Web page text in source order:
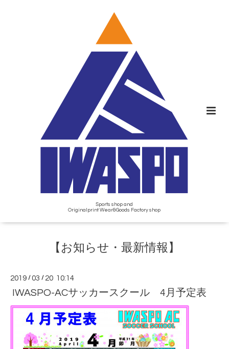
Sports shop and
Originalprint Wear&Goods Factory shop
【お知らせ・最新情報】
2019 /03 / 20 10:14
IWASPO-ACサッカースクール 4月予定表